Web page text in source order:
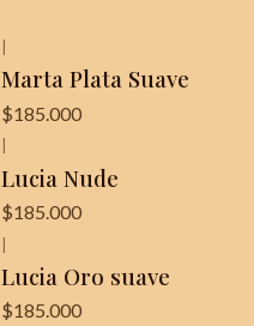
Marta Plata Suave
$185.000
Lucia Nude
$185.000
|
Lucia Oro suave
$185.000